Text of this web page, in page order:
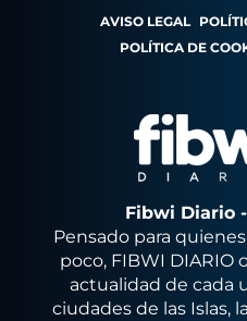
AVISO LEGAL
POLÍTICA DE
Fibwi Diario
Pensado para
poco, FIBWI DIARIO
actualidad de cada
ciudades de las Islas,